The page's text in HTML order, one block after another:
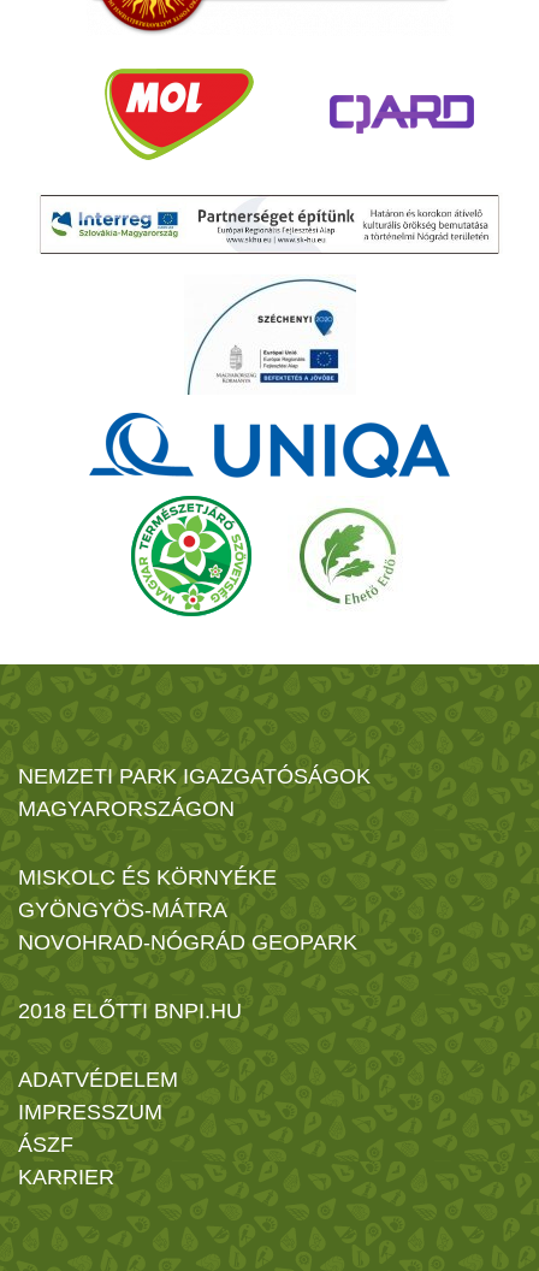
NEMZETI PARK IGAZGATÓSÁGOK
MAGYARORSZÁGON
MISKOLC ÉS KÖRNYÉKE
GYÖNGYÖS-MÁTRA
NOVOHRAD-NÓGRÁD GEOPARK
2018 ELŐTTI BNPI.HU
ADATVÉDELEM
IMPRESSZUM
ÁSZF
KARRIER